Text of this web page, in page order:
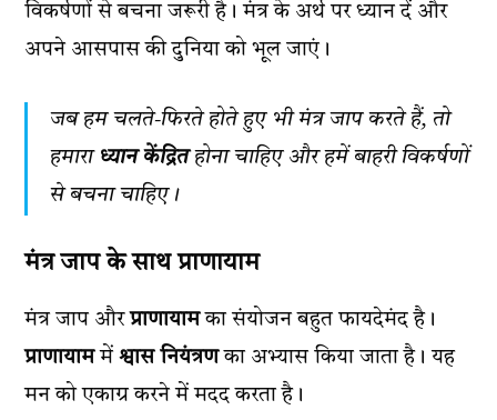
विकर्षणों से बचना जरूरी है। मंत्र के अर्थ पर ध्यान दें और
अपने आसपास की दुनिया को भूल जाएं।
जब हम चलते-फिरते होते हुए भी मंत्र जाप करते हैं, तो
हमारा ध्यान केंद्रितहोना चाहिए और हमें बाहरी विकर्षणों
से बचना चाहिए।
मंत्र जाप के साथ प्राणायाम
मंत्र जाप औरप्राणायामका संयोजन बहुत फायदेमंद है।
प्राणायाममेंश्वास नियंत्रणका अभ्यास किया जाता है। यह
मन को एकाग्र करने में मदद करता है।